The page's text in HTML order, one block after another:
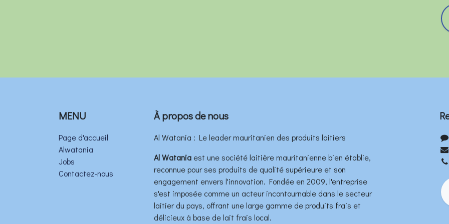
MENU
Page d'accueil
Alwatania
Jobs
Contactez-nous
À propos de nous
Al Watania : Le leader mauritanien des produits laitiers
Al Watania est une société laitière mauritanienne bien établie,
reconnue pour ses produits de qualité supérieure et son
engagement envers l'innovation. Fondée en 2009, l'entreprise
s'est imposée comme un acteur incontournable dans le secteur
laitier du pays, offrant une large gamme de produits frais et
délicieux à base de lait frais local.